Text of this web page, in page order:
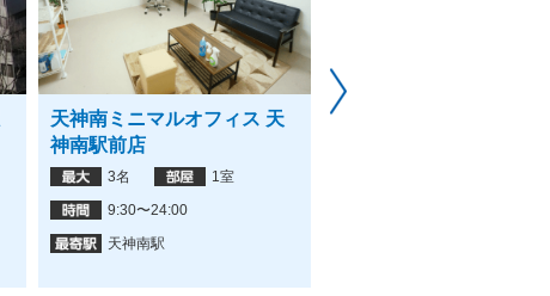
天神南ミニマルオフィス 天
神南駅前店
3名
1室
9:30〜24:00
天神南駅